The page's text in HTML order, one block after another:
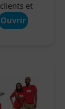
et
Ouvrir